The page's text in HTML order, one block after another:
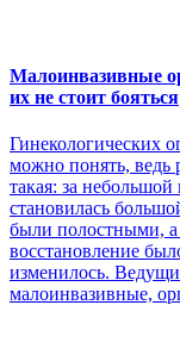
Малоинвазивные
их не стоит бояться
Гинекологических
можно понять, ведь
такая: за
становилась
были полостными, а
восстановление
изменилось.
малоинвазивные,